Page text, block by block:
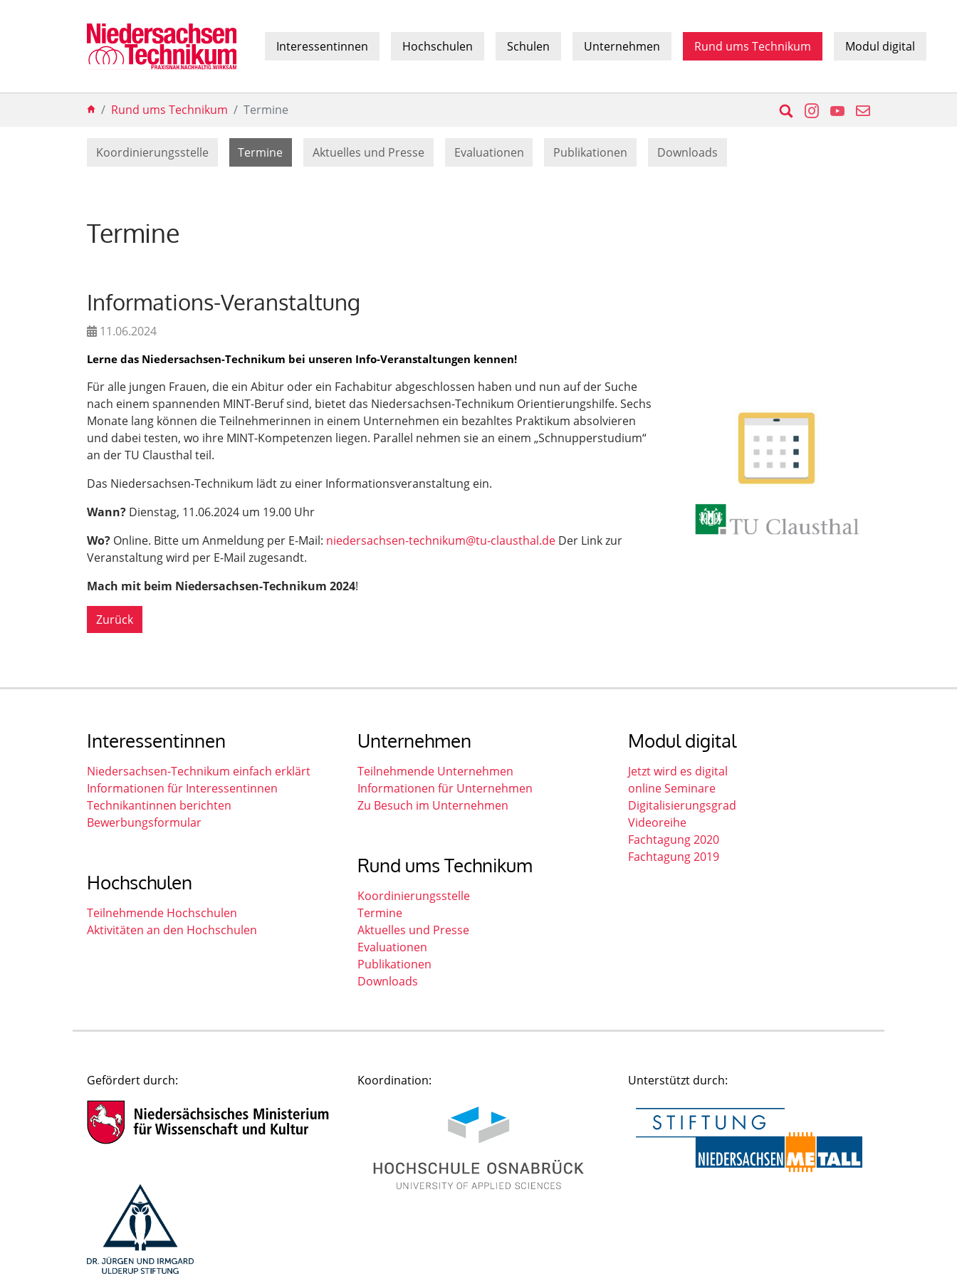
Interessentinnen Hochschulen Schulen Unternehmen Rund ums Technikum Modul digital
SucheInstagram
YouTube
E-Mail
Rund ums Technikum Termine
Koordinierungsstelle Termine (current)Aktuelles und Presse Evaluationen Publikationen Downloads
Termine
Informations-Veranstaltung
11.06.2024
Lerne das Niedersachsen-Technikum bei unseren Info-Veranstaltungen kennen!
Für alle jungen Frauen, die ein Abitur oder ein Fachabitur abgeschlossen haben und nun auf der Suche
nach einem spannenden MINT-Beruf sind, bietet das Niedersachsen-Technikum Orientierungshilfe. Sechs
Monate lang können die Teilnehmerinnen in einem Unternehmen ein bezahltes Praktikum absolvieren
und dabei testen, wo ihre MINT-Kompetenzen liegen. Parallel nehmen sie an einem „Schnupperstudium“
an der TU Clausthal teil.
Das Niedersachsen-Technikum lädt zu einer Informationsveranstaltung ein.
Wann? Dienstag, 11.06.2024 um 19.00 Uhr
Wo? Online. Bitte um Anmeldung per E-Mail: niedersachsen-technikum@tu-clausthal.de Der Link zur
Veranstaltung wird per E-Mail zugesandt.
Mach mit beim Niedersachsen-Technikum 2024!
Zurück
Interessentinnen
Niedersachsen-Technikum einfach erklärt
Informationen für Interessentinnen
Technikantinnen berichten
Bewerbungsformular
Hochschulen
Teilnehmende Hochschulen
Aktivitäten an den Hochschulen
Unternehmen
Teilnehmende Unternehmen
Informationen für Unternehmen
Zu Besuch im Unternehmen
Rund ums Technikum
Koordinierungsstelle
Termine
Aktuelles und Presse
Evaluationen
Publikationen
Downloads
Modul digital
Jetzt wird es digital
online Seminare
Digitalisierungsgrad
Videoreihe
Fachtagung 2020
Fachtagung 2019
Gefördert durch: Koordination: Unterstützt durch: